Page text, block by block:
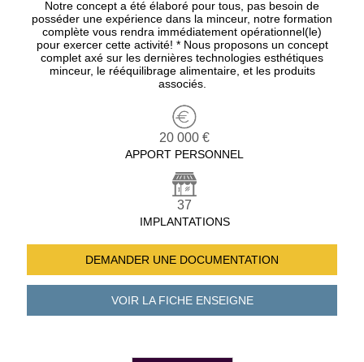
Notre concept a été élaboré pour tous, pas besoin de
posséder une expérience dans la minceur, notre formation
complète vous rendra immédiatement opérationnel(le)
pour exercer cette activité! * Nous proposons un concept
complet axé sur les dernières technologies esthétiques
minceur, le rééquilibrage alimentaire, et les produits
associés.
20 000 €
APPORT PERSONNEL
37
IMPLANTATIONS
DEMANDER UNE DOCUMENTATION
VOIR LA FICHEENSEIGNE